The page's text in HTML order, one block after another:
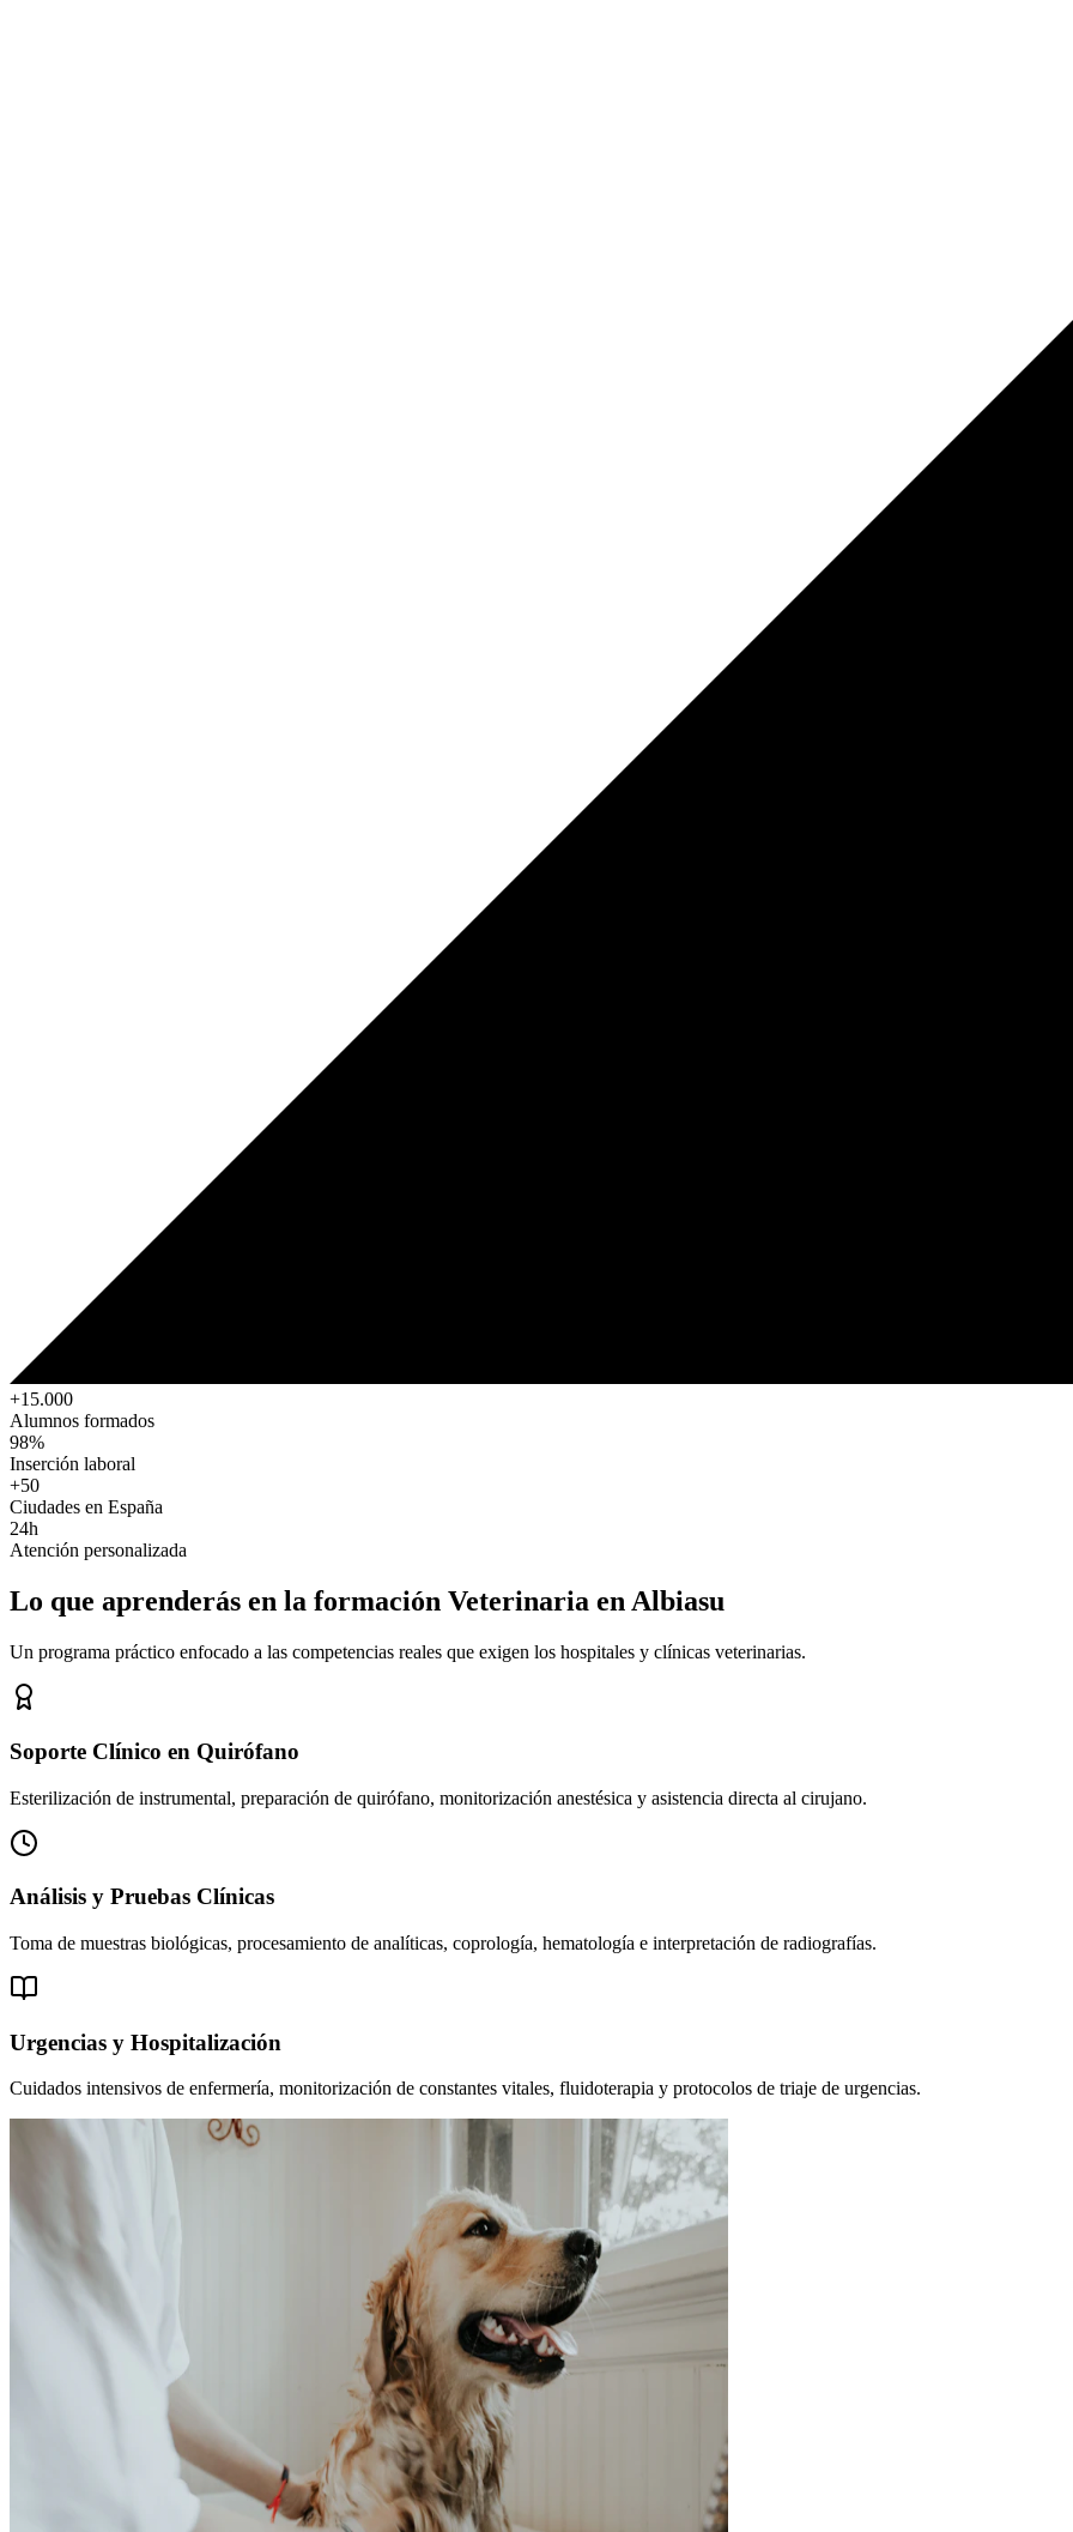
+15.000
Alumnos formados
98%
Inserción laboral
+50
Ciudades en España
24h
Atención personalizada
Lo que aprenderás en la formación Veterinaria en Albiasu
Un programa práctico enfocado a las competencias reales que exigen los hospitales y clínicas veterinarias.
Soporte Clínico en Quirófano
Esterilización de instrumental, preparación de quirófano, monitorización anestésica y asistencia directa al cirujano.
Análisis y Pruebas Clínicas
Toma de muestras biológicas, procesamiento de analíticas, coprología, hematología e interpretación de radiografías.
Urgencias y Hospitalización
Cuidados intensivos de enfermería, monitorización de constantes vitales, fluidoterapia y protocolos de triaje de urgencias.